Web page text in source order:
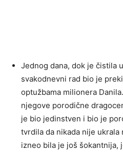
Jednog dana, dok je čistila
svakodnevni rad bio je
optužbama milionera
njegove porodične
je bio jedinstven i bio je
tvrdila da nikada nije ukrala
izneo bila je još šokantnija,